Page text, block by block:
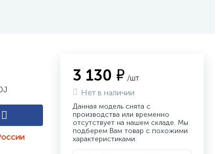
3 130 ₽ /шт
Нет в наличии
Данная модель снята с
производства или временно
отсутствует на нашем складе. Мы
подберем Вам товар с похожими
характеристиками.